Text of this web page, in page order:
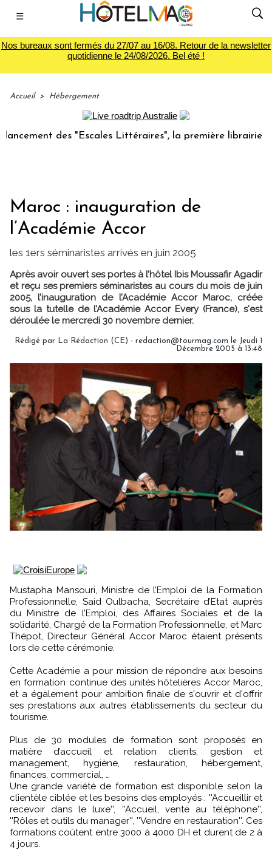
☰
Nos bureaux sont fermés du 27/07 au 16/08. Retour de la newsletter
quotidienne le 24/08/2026. Bel été !
Accueil > Hébergement
des "Escales Littéraires", la première librairie du
Maroc : inauguration de
l’Académie Accor
les 1ers séminaristes arrivés en juin 2005
Après avoir ouvert ses portes à l’hôtel Ibis Moussafir Agadir
et reçu ses premiers séminaristes au cours du mois de juin
2005, l’inauguration de l’Académie Accor Maroc, créée
sous la tutelle de l’Académie Accor Every (France), s'est
déroulée le mercredi 30 novembre dernier.
Rédigé par La Rédaction (CE) - redaction@tourmag.com le Jeudi 1
Décembre 2005 à 13:48
Mustapha Mansouri, Ministre de l’Emploi de la Formation
Professionnelle, Said Oulbacha, Secrétaire d’Etat auprès
du Ministre de l’Emploi, des Affaires Sociales et de la
solidarité, Chargé de la Formation Professionnelle, et Marc
Thépot, Directeur Général Accor Maroc étaient présents
lors de cette cérémonie.
Cette Académie a pour mission de répondre aux besoins
en formation continue des unités hôtelières Accor Maroc,
et a également pour ambition finale de s'ouvrir et d'offrir
ses prestations aux autres établissements du secteur du
tourisme.
Plus de 30 modules de formation sont proposés en
matière d’accueil et relation clients, gestion et
management, hygiène, restauration, hébergement,
finances, commercial, …
Une grande variété de formation est disponible selon la
clientèle ciblée et les besoins des employés : ''Accueillir et
recevoir dans le luxe'', ''Accueil, vente au téléphone'',
''Rôles et outils du manager'', ''Vendre en restauration''. Ces
formations coûtent entre 3000 à 4000 DH et durent de 2 à
4 jours.